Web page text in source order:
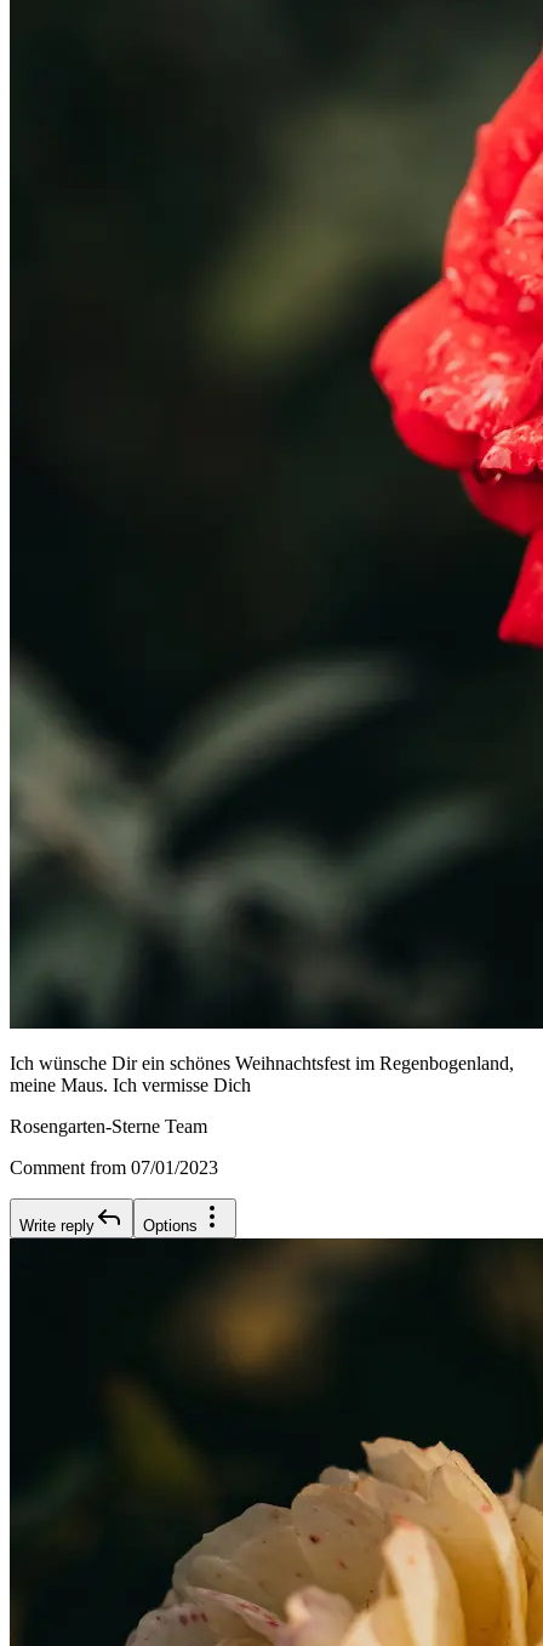
Ich wünsche Dir ein schönes Weihnachtsfest im Regenbogenland,
meine Maus. Ich vermisse Dich
Rosengarten-Sterne Team
Comment from 07/01/2023
Write reply Options